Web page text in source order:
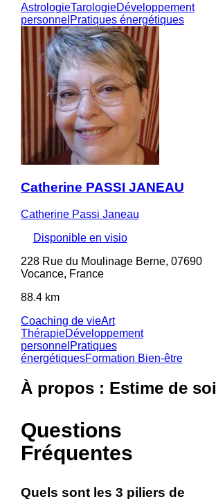
AstrologieTarologieDéveloppement
personnel Pratiques énergétiques
Catherine PASSI JANEAU
Catherine Passi Janeau
Disponible en visio
228 Rue du Moulinage Berne, 07690
Vocance, France
88.4 km
Coaching de vieArt
ThérapieDéveloppement
personnel Pratiques
énergétiquesFormation Bien-être
À propos : Estime de soi
Questions
Fréquentes
Quels sont les 3 piliers de